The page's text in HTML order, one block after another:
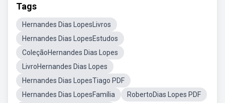
Tags
Hernandes Dias LopesLivros
Hernandes Dias LopesEstudos
ColeçãoHernandes Dias Lopes
LivroHernandes Dias Lopes
Hernandes Dias LopesTiago PDF
Hernandes Dias LopesFamília
RobertoDias Lopes PDF